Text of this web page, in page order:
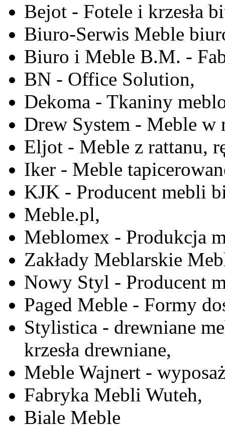
Bejot - Fotele i krzesła
Biuro-Serwis Meble
Biuro i Meble B.M. -
BN - Office Solution,
Dekoma - Tkaniny
Drew System - Meble w
Eljot - Meble z rattanu,
Iker - Meble
KJK - Producent mebli
Meble.pl,
Meblomex - Produkcja
Zakłady Meblarskie
Nowy Styl - Producent
Paged Meble - Formy
Stylistica - drewniane
krzesła drewniane,
Meble Wajnert -
Fabryka Mebli Wuteh,
Biale Meble